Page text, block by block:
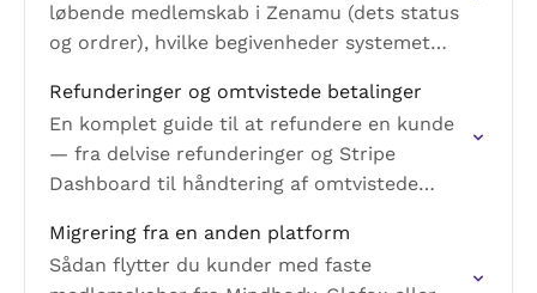
løbende medlemskab i Zenamu (dets status
og ordrer), hvilke begivenheder systemet
dem i Stripe.
Refunderinger og omtvistede betalinger
En komplet guide til at refundere en kunde
— fra delvise refunderinger og Stripe
Dashboard til håndtering af omtvistede
Migrering fra en anden platform
Sådan flytter du kunder med faste